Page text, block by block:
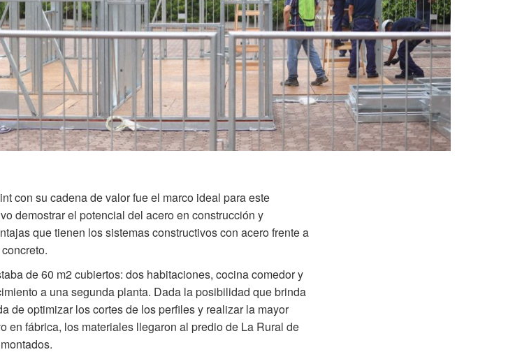
con su cadena de valor fue el marco ideal para este
demostrar el potencial del acero en construcción y
que tienen los sistemas constructivos con acero frente a
de 60 m2 cubiertos: dos habitaciones, cocina comedor y
a una segunda planta. Dada la posibilidad que brinda
de optimizar los cortes de los perfiles y realizar la mayor
en fábrica, los materiales llegaron al predio de La Rural de